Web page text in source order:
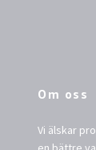
Om oss
Vi älskar